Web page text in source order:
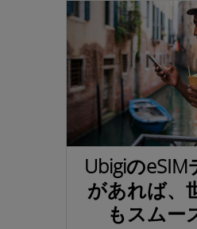
Ubigiの
があれば、
もスムー